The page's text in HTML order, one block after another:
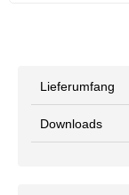
Lieferumfang
Downloads